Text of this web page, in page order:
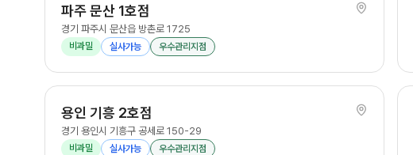
파주 문산 1호점
경기 파주시 문산읍 방촌로 1725
비과밀 실사가능 우수관리지점
용인 기흥 2호점
경기 용인시 기흥구 공세로 150-29
비과밀 실사가능 우수관리지점